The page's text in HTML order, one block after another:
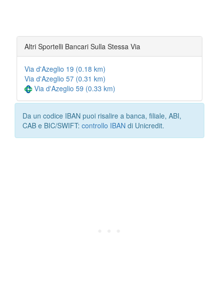
Altri Sportelli Bancari Sulla Stessa Via
Via d'Azeglio 19 (0.18 km)
Via d'Azeglio 57 (0.31 km)
Via d'Azeglio 59 (0.33 km)
Da un codice IBAN puoi risalire a banca, filiale, ABI,
CAB e BIC/SWIFT: controllo IBAN di Unicredit.